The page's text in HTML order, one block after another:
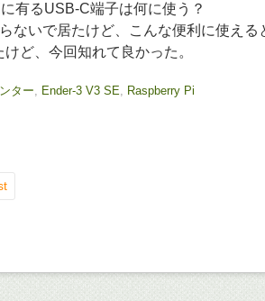
有るUSB-C端子は何に使う？
ないで居たけど、こんな便利に使え
ど、今回知れて良かった。
ター, Ender-3 V3 SE, Raspberry Pi